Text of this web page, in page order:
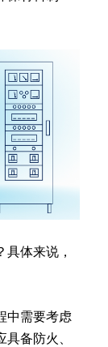
体来说，
中需要考虑
备防火、